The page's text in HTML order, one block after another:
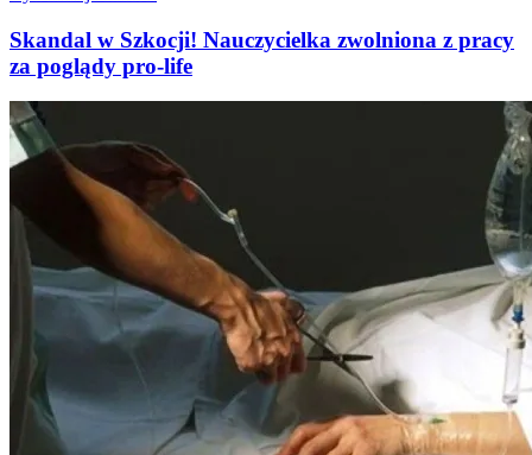
Skandal w Szkocji! Nauczycielka zwolniona z pracy
za poglądy pro-life